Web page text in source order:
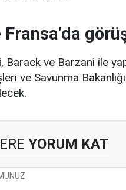
Barack ve Barzani ile
ve Savunma
YORUM KAT